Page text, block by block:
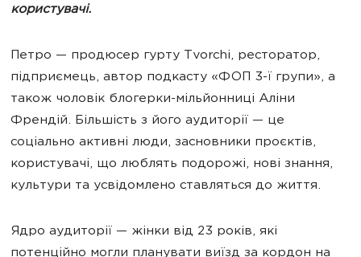
користувачі.
Петро — продюсер гурту Tvorchi, ресторатор,
підприємець, автор подкасту «ФОП 3-ї групи», а
також чоловік блогерки-мільйонниці Аліни
Френдій. Більшість з його аудиторії — це
соціально активні люди, засновники проєктів,
користувачі, що люблять подорожі, нові знання,
культури та усвідомлено ставляться до життя.
Ядро аудиторії — жінки від 23 років, які
потенційно могли планувати виїзд за кордон на